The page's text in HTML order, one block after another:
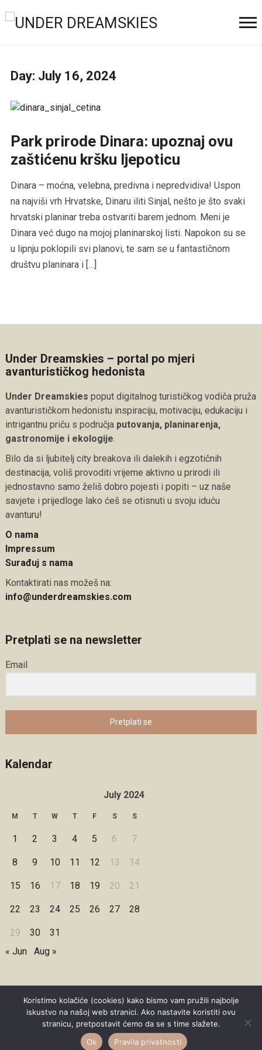
Day: July 16, 2024
Park prirode Dinara: upoznaj ovu
zaštićenu kršku ljepoticu
Dinara – moćna, velebna, predivna i nepredvidiva! Uspon
na najviši vrh Hrvatske, Dinaru iliti Sinjal, nešto je što svaki
hrvatski planinar treba ostvariti barem jednom. Meni je
Dinara već dugo na mojoj planinarskoj listi. Napokon su se
u lipnju poklopili svi planovi, te sam se u fantastičnom
društvu planinara i […]
Under Dreamskies – portal po mjeri
avanturističkog hedonista
Under Dreamskies poput digitalnog turističkog vodiča pruža
avanturističkom hedonistu inspiraciju, motivaciju, edukaciju i
intrigantnu priču s područja putovanja, planinarenja,
gastronomije i ekologije.
Bilo da si ljubitelj city breakova ili dalekih i egzotičnih
destinacija, voliš provoditi vrijeme aktivno u prirodi ili
jednostavno samo želiš dobro pojesti i popiti – uz naše
savjete i prijedloge lako ćeš se otisnuti u svoju iduću
avanturu!
O nama
Impressum
Surađuj s nama
Kontaktirati nas možeš na:
info@underdreamskies.com
Pretplati se na newsletter
Email
Pretplati se
Kalendar
July 2024
M T W T F S S
1 2 3 4 5 6 7
8 9 10 11 12 13 14
15 16 17 18 19 20 21
22 23 24 25 26 27 28
29 30
31
« Jun
Aug »
Copyright © 2026 Under Dreamskies
Designed by WPZOOM
Koristimo kolačiće (cookies) kako bismo vam pružili najbolje
iskustvo na našoj web stranici. Ako nastavite koristiti ovu
stranicu, pretpostavit ćemo da se s time slažete.
Ok
Pravila privatnosti